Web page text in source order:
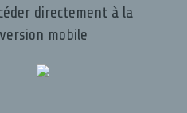
directement à la
version mobile